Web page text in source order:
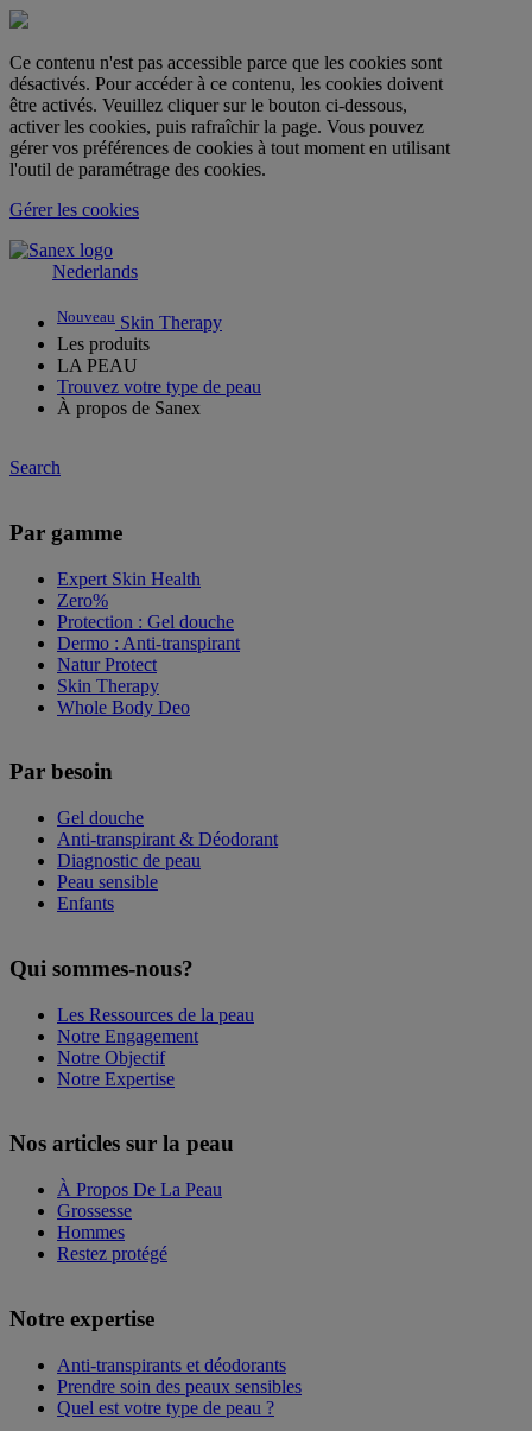
Ce contenu n'est pas accessible parce que les cookies sont
désactivés. Pour accéder à ce contenu, les cookies doivent
être activés. Veuillez cliquer sur le bouton ci-dessous,
activer les cookies, puis rafraîchir la page. Vous pouvez
gérer vos préférences de cookies à tout moment en utilisant
l'outil de paramétrage des cookies.
Gérer les cookies
Nederlands
Nouveau Skin Therapy
Les produits
LA PEAU
Trouvez votre type de peau
À propos de Sanex
Search
Par gamme
Expert Skin Health
Zero%
Protection : Gel douche
Dermo : Anti-transpirant
Natur Protect
Skin Therapy
Whole Body Deo
Par besoin
Gel douche
Anti-transpirant & Déodorant
Diagnostic de peau
Peau sensible
Enfants
Qui sommes-nous?
Les Ressources de la peau
Notre Engagement
Notre Objectif
Notre Expertise
Nos articles sur la peau
À Propos De La Peau
Grossesse
Hommes
Restez protégé
Notre expertise
Anti-transpirants et déodorants
Prendre soin des peaux sensibles
Quel est votre type de peau ?